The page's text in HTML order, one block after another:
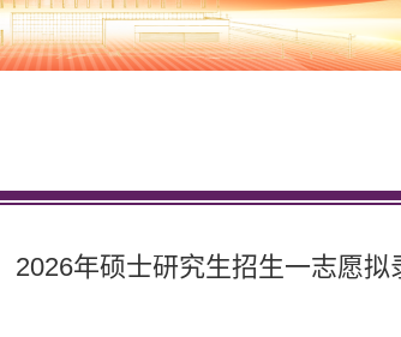
2026年硕士研究生招生一志愿拟